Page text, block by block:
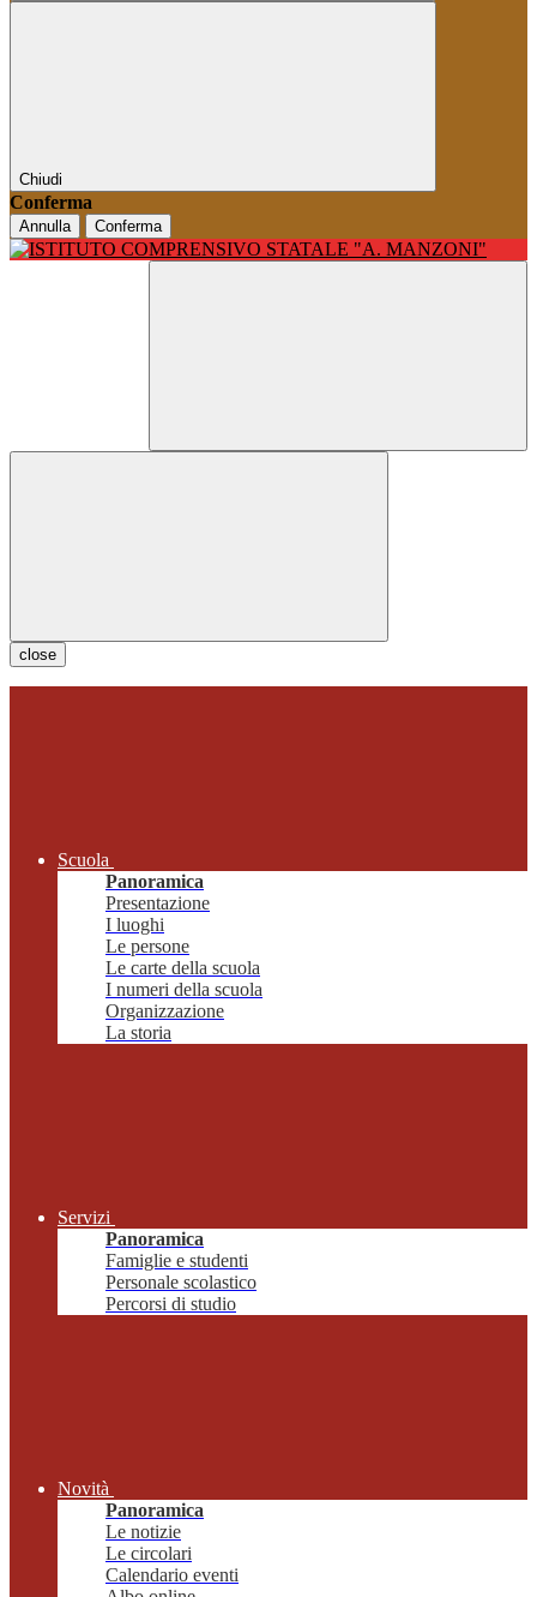
Chiudi
Conferma
Annulla Conferma
close
Scuola
Panoramica
Presentazione
I luoghi
Le persone
Le carte della scuola
I numeri della scuola
Organizzazione
La storia
Servizi
Panoramica
Famiglie e studenti
Personale scolastico
Percorsi di studio
Novità
Panoramica
Le notizie
Le circolari
Calendario eventi